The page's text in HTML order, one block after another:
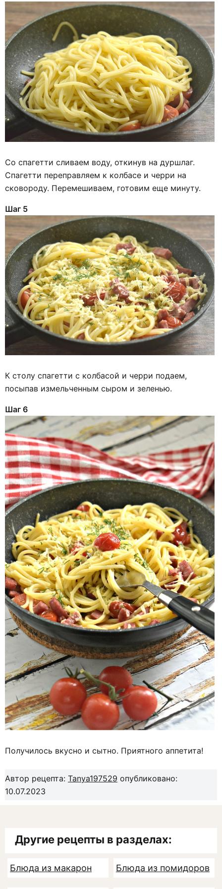
Со спагетти сливаем воду, откинув на дуршлаг.
Спагетти переправляем к колбасе и черри на
сковороду. Перемешиваем, готовим еще минуту.
Шаг 5
К столу спагетти с колбасой и черри подаем,
посыпав измельченным сыром и зеленью.
Шаг 6
Получилось вкусно и сытно. Приятного аппетита!
Автор рецепта: Tanya197529 опубликовано:
10.07.2023
Другие рецепты в разделах:
Блюда из макарон Блюда из помидоров